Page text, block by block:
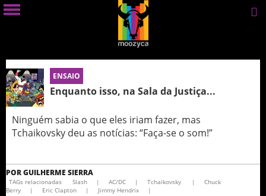
ENSAIO
Enquanto isso, na Sala da Justiça...
Ninguém sabia o que eles iriam fazer, mas
Tchaikovsky deu as notícias: “Faça-se o som!”
PORGUILHERME SIERRA
TAGs relacionadas Slash | AC/DC | Tchaikovsky |
Chuck
Berry
| Eric Clapton | Jimmy Hendrix |